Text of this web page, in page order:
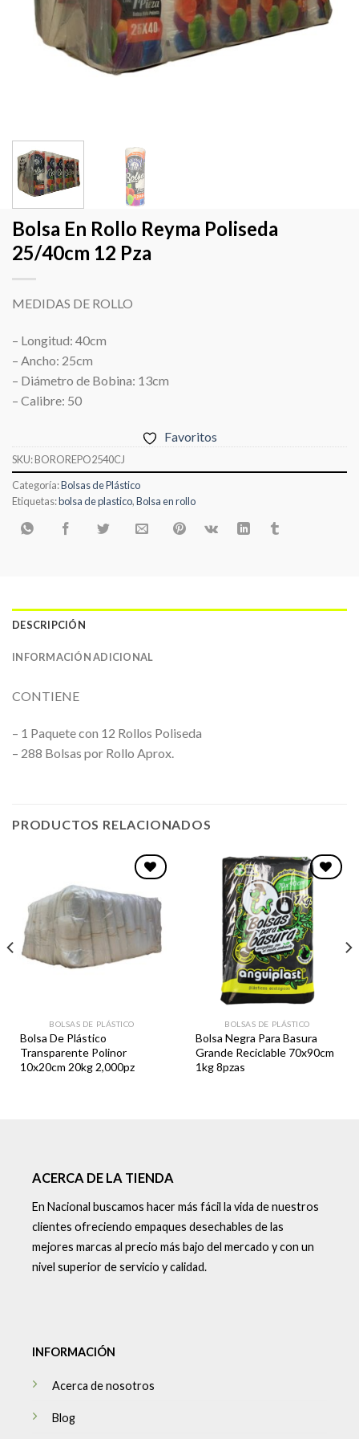
Bolsa En Rollo Reyma Poliseda
25/40cm 12 Pza
MEDIDAS DE ROLLO
– Longitud: 40cm
– Ancho: 25cm
– Diámetro de Bobina: 13cm
– Calibre: 50
Favoritos
SKU:BOROREPO2540CJ
Categoría:Bolsas de Plástico
Etiquetas:bolsa de plastico,Bolsa en rollo
DESCRIPCIÓN
INFORMACIÓN ADICIONAL
CONTIENE
– 1 Paquete con 12 Rollos Poliseda
– 288 Bolsas por Rollo Aprox.
PRODUCTOS RELACIONADOS
Favoritos
BOLSAS DE PLÁSTICO
Bolsa De Plástico
Transparente Polinor
10x20cm 20kg 2,000pz
Favoritos
BOLSAS DE PLÁSTICO
Bolsa Negra Para Basura
Grande Reciclable 70x90cm
1kg 8pzas
ACERCA DE LA TIENDA
En Nacional buscamos hacer más fácil la vida de nuestros
clientes ofreciendo empaques desechables de las
mejores marcas al precio más bajo del mercado y con un
nivel superior de servicio y calidad.
INFORMACIÓN
Acerca de nosotros
Blog